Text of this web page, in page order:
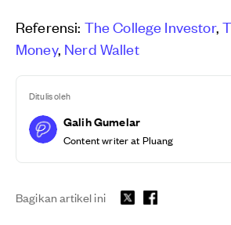
Referensi: The College Investor,
Money, Nerd Wallet
Ditulis oleh
Galih Gumelar
Content writer at Pluang
Bagikan artikel ini